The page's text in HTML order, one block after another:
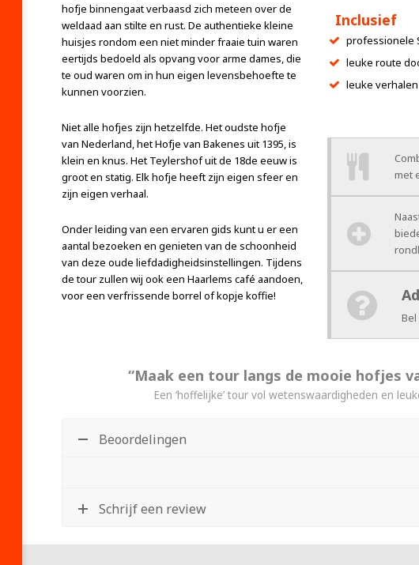
hofje binnengaat verbaasd zich meteen over de
weldaad aan stilte en rust. De authentieke kleine
huisjes rondom een niet minder fraaie tuin waren
eertijds bedoeld als opvang voor arme dames, die
te oud waren om in hun eigen levensbehoefte te
kunnen voorzien.
Niet alle hofjes zijn hetzelfde. Het oudste hofje
van Nederland, het Hofje van Bakenes uit 1395, is
klein en knus. Het Teylershof uit de 18de eeuw is
groot en statig. Elk hofje heeft zijn eigen sfeer en
zijn eigen verhaal.
Onder leiding van een ervaren gids kunt u er een
aantal bezoeken en genieten van de schoonheid
van deze oude liefdadigheidsinstellingen. Tijdens
de tour zullen wij ook een Haarlems café aandoen,
voor een verfrissende borrel of kopje koffie!
Inclusief
professionele
leuke route
leuke
met
Bel
“Maak een tour langs de mooie hofjes
Een ‘hoffelijke’ tour vol wetenswaardigheden en
Beoordelingen
Schrijf een review